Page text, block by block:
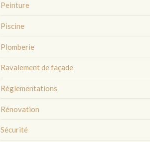
Peinture
Piscine
Plomberie
Ravalement de façade
Règlementations
Rénovation
Sécurité